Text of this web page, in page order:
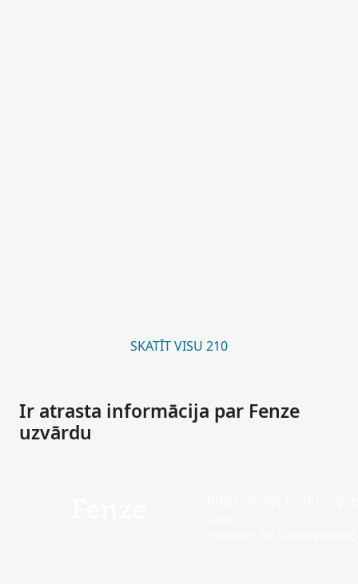
SKATĪT VISU 210
Ir atrasta informācija par Fenze
uzvārdu